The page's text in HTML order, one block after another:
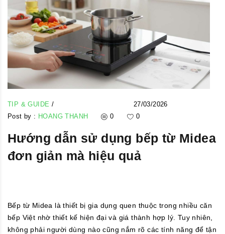
TIP & GUIDE /
27/03/2026
Post by : HOANG THANH 0 0
Hướng dẫn sử dụng bếp từ Midea
đơn giản mà hiệu quả
Bếp từ Midea là thiết bị gia dụng quen thuộc trong nhiều căn
bếp Việt nhờ thiết kế hiện đại và giá thành hợp lý. Tuy nhiên,
không phải người dùng nào cũng nắm rõ các tính năng để tận